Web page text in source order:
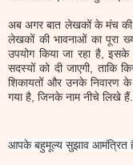
अब अगर बात लेखकों के मंच की
लेखकों की भावनाओं का पूरा
उपयोग किया जा रहा है,
सदस्यों को दी जाएगी, ताकि
शिकायतों और उनके निवारण
गया है, जिनके नाम नीचे लिखे हैं.
आपके बहुमूल्य सुझाव आमंत्रित